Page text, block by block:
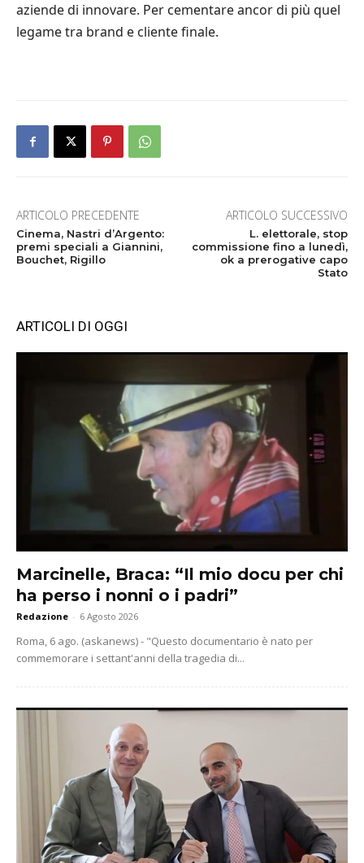
aziende di innovare. Per cementare ancor di più quel
legame tra brand e cliente finale.
ARTICOLO PRECEDENTE
Cinema, Nastri d’Argento:
premi speciali a Giannini,
Bouchet, Rigillo
ARTICOLO SUCCESSIVO
L. elettorale, stop
commissione fino a lunedì,
ok a prerogative capo
Stato
ARTICOLI DI OGGI
Marcinelle, Braca: “Il mio docu per chi
ha perso i nonni o i padri”
Redazione - 6 Agosto 2026
Roma, 6 ago. (askanews) - "Questo documentario è nato per
commemorare i settant'anni della tragedia di...